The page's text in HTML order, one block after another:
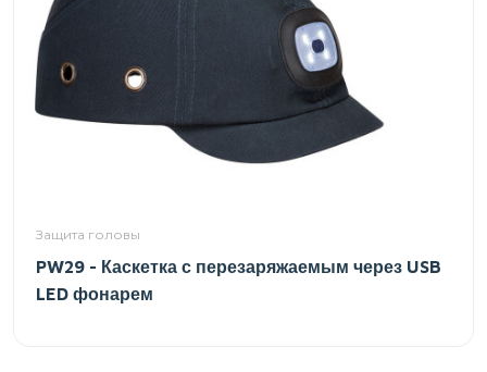
Защита головы
PW29 - Каскетка с перезаряжаемым через USB
LED фонарем